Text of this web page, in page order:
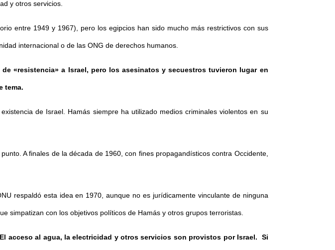
y otros servicios.
entre 1949 y 1967), pero los egipcios han sido mucho más restrictivos con sus
internacional o de las ONG de derechos humanos.
«resistencia» a Israel, pero los asesinatos y secuestros tuvieron lugar en
tema.
de Israel. Hamás siempre ha utilizado medios criminales violentos en su
A finales de la década de 1960, con fines propagandísticos contra Occidente,
respaldó esta idea en 1970, aunque no es jurídicamente vinculante de ninguna
simpatizan con los objetivos políticos de Hamás y otros grupos terroristas.
acceso al agua, la electricidad y otros servicios son provistos por Israel. Si